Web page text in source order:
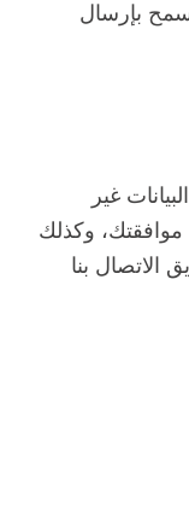
بإرسال
غير
موافقتك، وكذلك
الاتصال بنا